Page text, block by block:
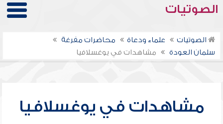
الصوتيات
الصوتيات علماء ودعاة
محاضرات مفرغة
سلمان العودة
مشاهدات في يوغسلافيا
مشاهدات في يوغسلافيا